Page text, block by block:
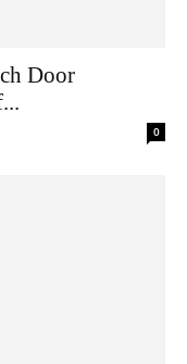
Door
0